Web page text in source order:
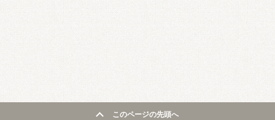
このページの先頭へ